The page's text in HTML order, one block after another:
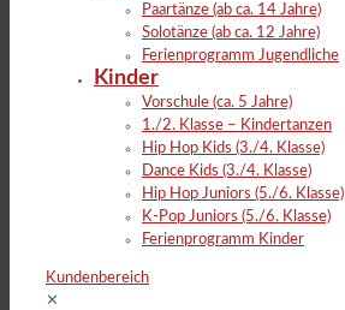
Paartänze (ab ca. 14 Jahre)
Solotänze (ab ca. 12 Jahre)
Ferienprogramm Jugendliche
Kinder
Vorschule (ca. 5 Jahre)
1./2. Klasse – Kindertanzen
Hip Hop Kids (3./4. Klasse)
Dance Kids (3./4. Klasse)
Hip Hop Juniors (5./6. Klasse)
K-Pop Juniors (5./6. Klasse)
Ferienprogramm Kinder
Kundenbereich
✕